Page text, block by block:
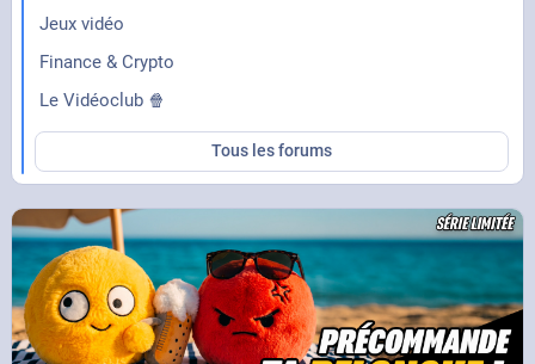
Jeux vidéo
Finance & Crypto
Le Vidéoclub 🍿
Tous les forums